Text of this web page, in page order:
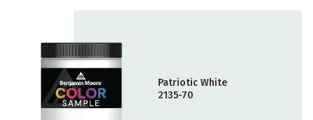
Patriotic White
2135-70